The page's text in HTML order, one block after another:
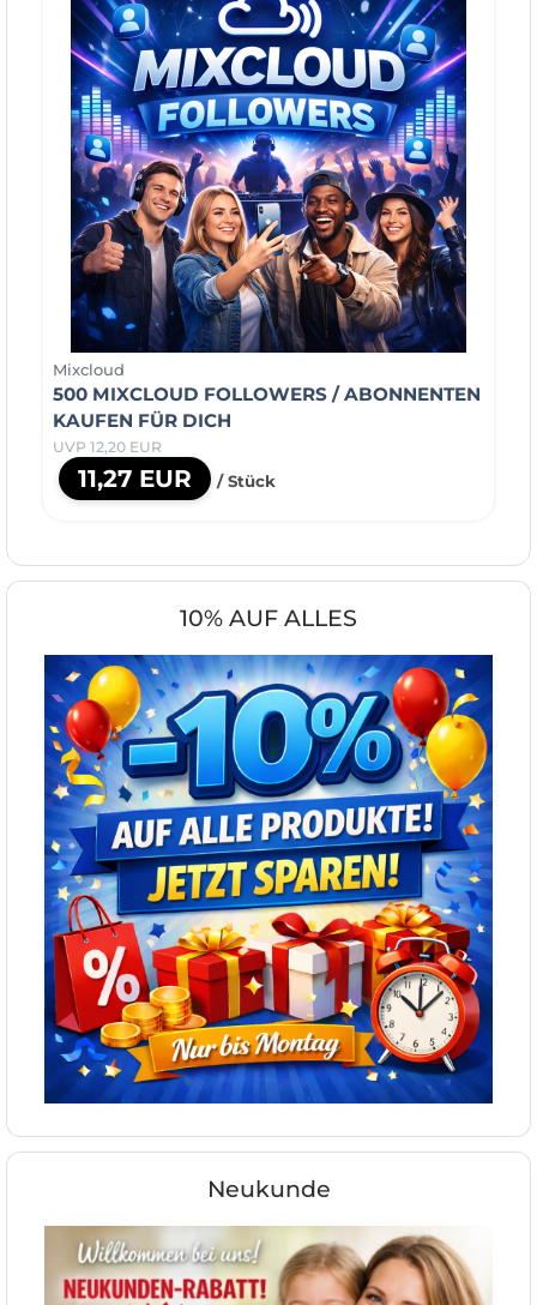
Mixcloud
500 MIXCLOUD FOLLOWERS / ABONNENTEN
KAUFEN FÜR DICH
UVP 12,20 EUR
11,27 EUR / Stück
10% AUF ALLES
Neukunde